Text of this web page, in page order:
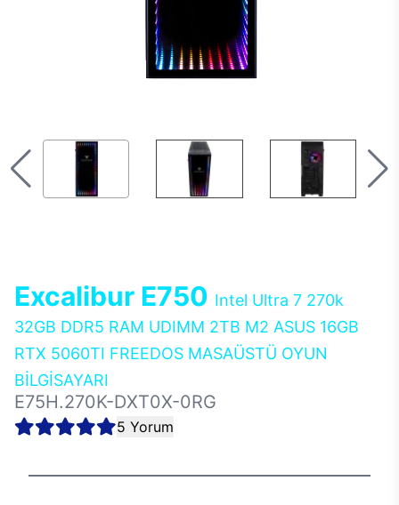
Excalibur E750 Intel Ultra 7 270k
32GB DDR5 RAM UDIMM 2TB M2 ASUS 16GB
RTX 5060TI FREEDOS MASAÜSTÜ OYUN
BİLGİSAYARI
E75H.270K-DXT0X-0RG
5 Yorum